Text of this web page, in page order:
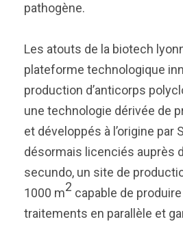
pathogène.
Les atouts de la biotech
plateforme technologique
production d’anticorps
une technologie dérivée de
et développés à l’origine par
désormais licenciés auprès
secundo, un site de
1000 m2 capable de
traitements en parallèle et